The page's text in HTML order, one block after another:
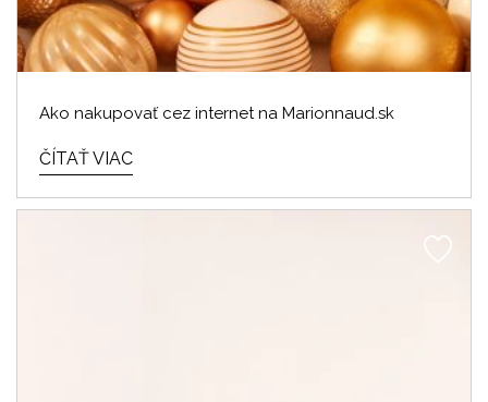
Ako nakupovať cez internet na Marionnaud.sk
ČÍTAŤ VIAC